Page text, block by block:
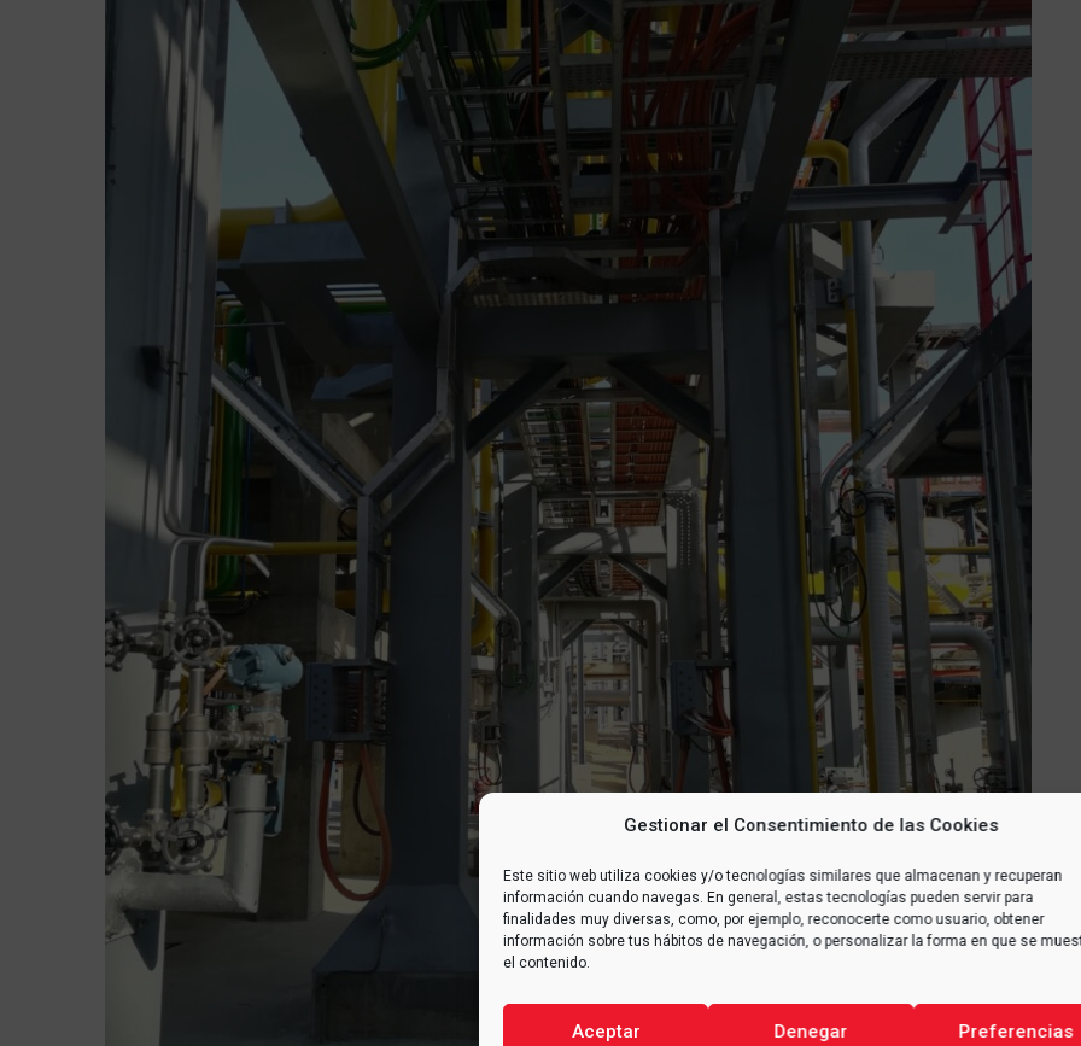
Gestionar el Consentimiento de las Cookies
Este sitio web utiliza cookies y/o tecnologías similares que almacenan y recuperan
información cuando navegas. En general, estas tecnologías pueden servir para
finalidades muy diversas, como, por ejemplo, reconocerte como usuario, obtener
información sobre tus hábitos de navegación, o personalizar la forma en que se
el contenido.
Aceptar Denegar Preferencias